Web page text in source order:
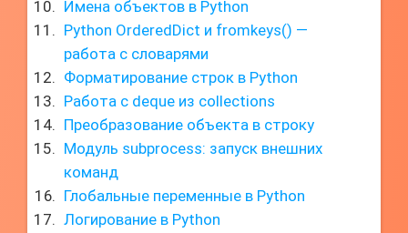
Имена объектов в Python
Python OrderedDict и fromkeys() —
работа с словарями
Форматирование строк в Python
Работа с deque из collections
Преобразование объекта в строку
Модуль subprocess: запуск внешних
команд
Глобальные переменные в Python
Логирование в Python